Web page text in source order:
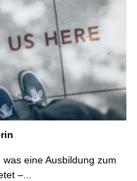
was eine Ausbildung zum
–...